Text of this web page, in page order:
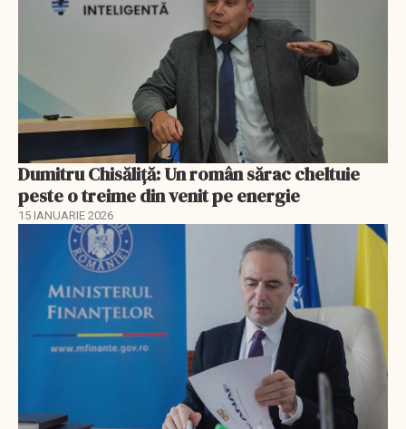
Dumitru Chisăliţă: Un român sărac cheltuie
peste o treime din venit pe energie
15 IANUARIE 2026